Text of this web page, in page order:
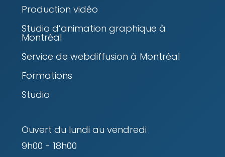
Production vidéo
Studio d’animation graphique à
Montréal
Service de webdiffusion à Montréal
Formations
Studio
Ouvert du lundi au vendredi
9h00 - 18h00